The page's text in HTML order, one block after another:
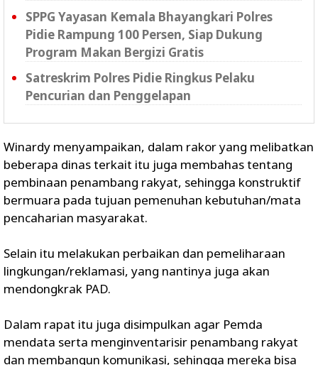
SPPG Yayasan Kemala Bhayangkari Polres
Pidie Rampung 100 Persen, Siap Dukung
Program Makan Bergizi Gratis
Satreskrim Polres Pidie Ringkus Pelaku
Pencurian dan Penggelapan
Winardy menyampaikan, dalam rakor yang melibatkan
beberapa dinas terkait itu juga membahas tentang
pembinaan penambang rakyat, sehingga konstruktif
bermuara pada tujuan pemenuhan kebutuhan/mata
pencaharian masyarakat.
Selain itu melakukan perbaikan dan pemeliharaan
lingkungan/reklamasi, yang nantinya juga akan
mendongkrak PAD.
Dalam rapat itu juga disimpulkan agar Pemda
mendata serta menginventarisir penambang rakyat
dan membangun komunikasi, sehingga mereka bisa